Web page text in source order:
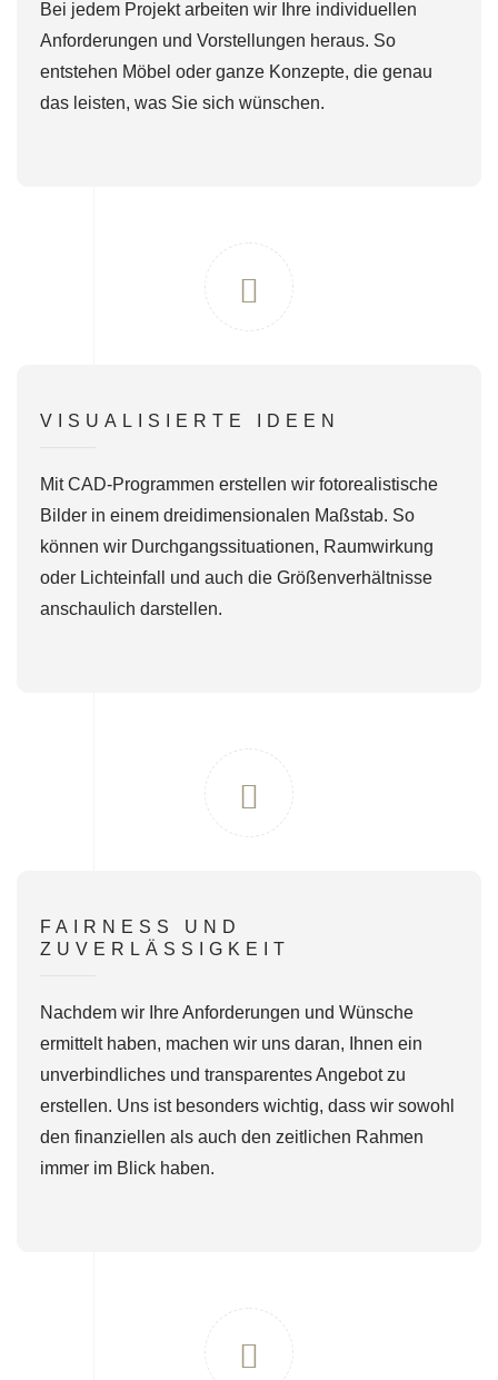
Bei jedem Projekt arbeiten wir Ihre individuellen
Anforderungen und Vorstellungen heraus. So
entstehen Möbel oder ganze Konzepte, die genau
das leisten, was Sie sich wünschen.
VISUALISIERTE IDEEN
Mit CAD-Programmen erstellen wir fotorealistische
Bilder in einem dreidimensionalen Maßstab. So
können wir Durchgangssituationen, Raumwirkung
oder Lichteinfall und auch die Größenverhältnisse
anschaulich darstellen.
FAIRNESS UND
ZUVERLÄSSIGKEIT
Nachdem wir Ihre Anforderungen und Wünsche
ermittelt haben, machen wir uns daran, Ihnen ein
unverbindliches und transparentes Angebot zu
erstellen. Uns ist besonders wichtig, dass wir sowohl
den finanziellen als auch den zeitlichen Rahmen
immer im Blick haben.